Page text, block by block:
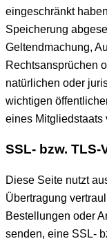
eingeschränkt
Speicherung
Geltendmachung,
Rechtsansprüchen
natürlichen oder
wichtigen
eines Mitgliedstaats
SSL- bzw.
Diese Seite nutzt
Übertragung
Bestellungen oder
senden, eine SSL-